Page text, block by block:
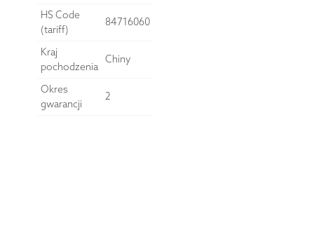
HS Code
(tariff)
84716060
Kraj
pochodzenia
Chiny
Okres
gwarancji
2